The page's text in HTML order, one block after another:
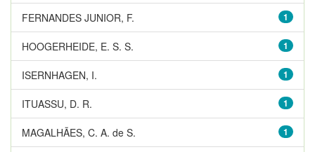
1
FERNANDES JUNIOR, F.
1
HOOGERHEIDE, E. S. S.
1
ISERNHAGEN, I.
1
ITUASSU, D. R.
1
MAGALHÃES, C. A. de S.